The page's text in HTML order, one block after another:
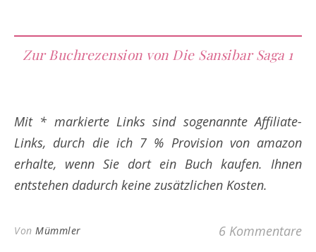
Zur Buchrezension von Die Sansibar Saga 1
Mit * markierte Links sind sogenannte Affiliate-
Links, durch die ich 7 % Provision von amazon
erhalte, wenn Sie dort ein Buch kaufen. Ihnen
entstehen dadurch keine zusätzlichen Kosten.
Von Mümmler 6 Kommentare